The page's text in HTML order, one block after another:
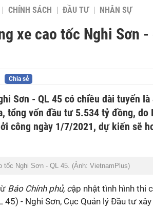
CHÍNH SÁCH ĐẦU TƯ NHÂN SỰ
xe cao tốc Nghi Sơn
Chia sẻ
Sơn - QL 45 có chiều dài tuyến
tổng vốn đầu tư 5.534 tỷ đồng, do
công ngày 1/7/2021, dự kiến sẽ
tốc Nghi Sơn - QL 45. (Ảnh: VietnamPlus)
Báo Chính phủ, cập nhật tình hình thi
45) - Nghi Sơn, Cục Quản lý Đầu tư